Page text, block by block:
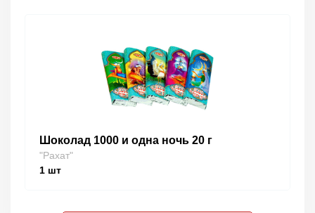
Шоколад 1000 и одна ночь 20 г
"Рахат"
1 шт